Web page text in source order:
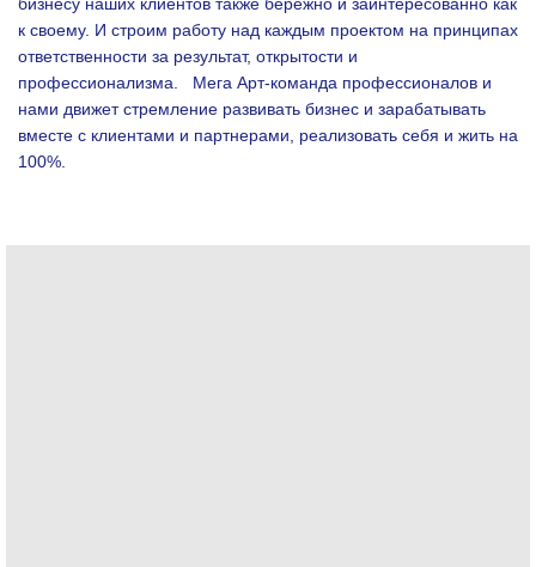
к своему. И строим работу над каждым проектом на принципах
ответственности за результат, открытости и
профессионализма. Мега Арт-команда профессионалов и
нами движет стремление развивать бизнес и зарабатывать
вместе с клиентами и партнерами, реализовать себя и жить на
100%.